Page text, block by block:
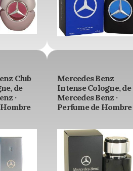
Club
de
·
Mercedes Benz
Intense Cologne, de
Mercedes Benz ·
Perfume de Hombre